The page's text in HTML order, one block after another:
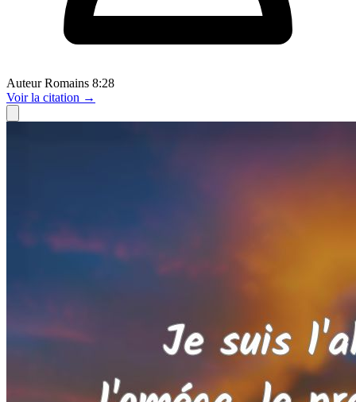
Auteur Romains 8:28
Voirla citation →